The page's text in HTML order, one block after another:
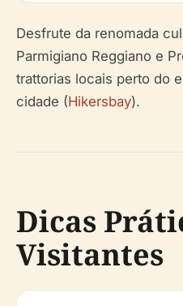
Desfrute da renomada
Parmigiano Reggiano e
trattorias locais perto do
cidade (Hikersbay).
Dicas
Visitantes